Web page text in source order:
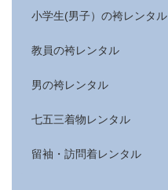
小学生(男子）の袴レンタル
教員の袴レンタル
男の袴レンタル
七五三着物レンタル
留袖・訪問着レンタル